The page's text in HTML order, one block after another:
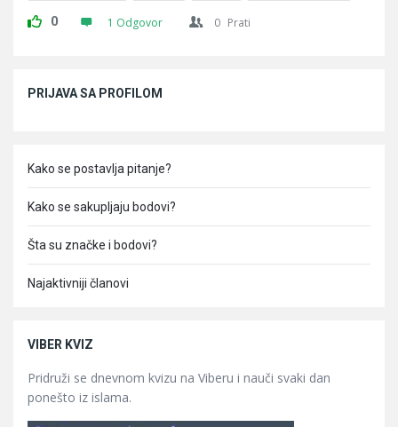
0 1 Odgovor 0 Prati
PRIJAVA SA PROFILOM
Kako se postavlja pitanje?
Kako se sakupljaju bodovi?
Šta su značke i bodovi?
Najaktivniji članovi
VIBER KVIZ
Pridruži se dnevnom kvizu na Viberu i nauči svaki dan
ponešto iz islama.